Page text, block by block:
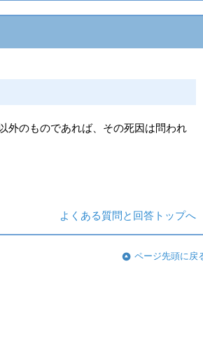
外のものであれば、その死因は問われ
よくある質問と回答トップへ
ページ先頭に戻